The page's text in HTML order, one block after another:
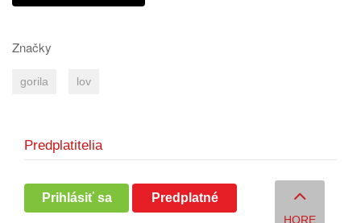
Značky
gorila lov
Predplatitelia
Prihlásiť sa Predplatné
HORE